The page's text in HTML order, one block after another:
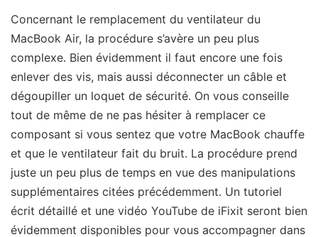
Concernant le remplacement du ventilateur du
MacBook Air, la procédure s’avère un peu plus
complexe. Bien évidemment il faut encore une fois
enlever des vis, mais aussi déconnecter un câble et
dégoupiller un loquet de sécurité. On vous conseille
tout de même de ne pas hésiter à remplacer ce
composant si vous sentez que votre MacBook chauffe
et que le ventilateur fait du bruit. La procédure prend
juste un peu plus de temps en vue des manipulations
supplémentaires citées précédemment. Un tutoriel
écrit détaillé et une vidéo YouTube de iFixit seront bien
évidemment disponibles pour vous accompagner dans